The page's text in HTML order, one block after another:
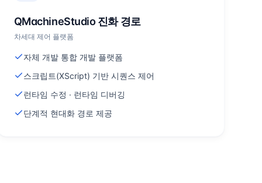
QMachineStudio 진화 경로
차세대 제어 플랫폼
자체 개발 통합 개발 플랫폼
스크립트(XScript) 기반 시퀀스 제어
런타임 수정 · 런타임 디버깅
단계적 현대화 경로 제공